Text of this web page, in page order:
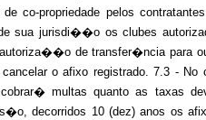
de co-propriedade pelos
sua jurisdi��o os clubes
de transfer�ncia para
o afixo registrado. 7.3 -
cobrar� multas quanto as taxas
decorridos 10 (dez) anos os